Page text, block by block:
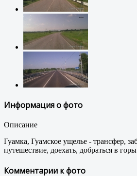
Информация о фото
Описание
Гуамка, Гуамское ущелье - трансфер,
путешествие, доехать, добраться в горы
Комментарии к фото